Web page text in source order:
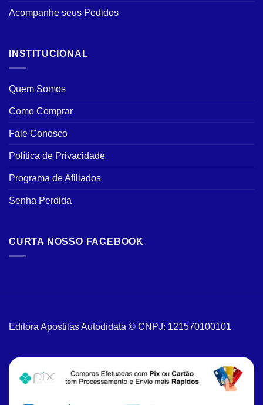
Acompanhe seus Pedidos
INSTITUCIONAL
Quem Somos
Como Comprar
Fale Conosco
Política de Privacidade
Programa de Afiliados
Senha Perdida
CURTA NOSSO FACEBOOK
Editora Apostilas Autodidata © CNPJ: 121570100101